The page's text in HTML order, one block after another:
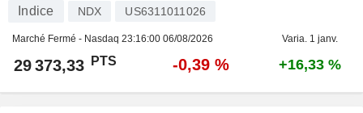
Indice NDX US6311011026
Marché Fermé - Nasdaq 23:16:00 06/08/2026 Varia. 1 janv.
29 373,33 PTS -0,39 % +16,33 %